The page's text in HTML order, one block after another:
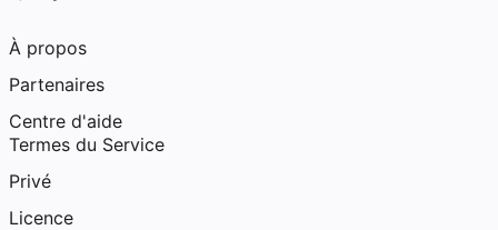
À propos
Partenaires
Centre d'aide
Termes du Service
Privé
Licence